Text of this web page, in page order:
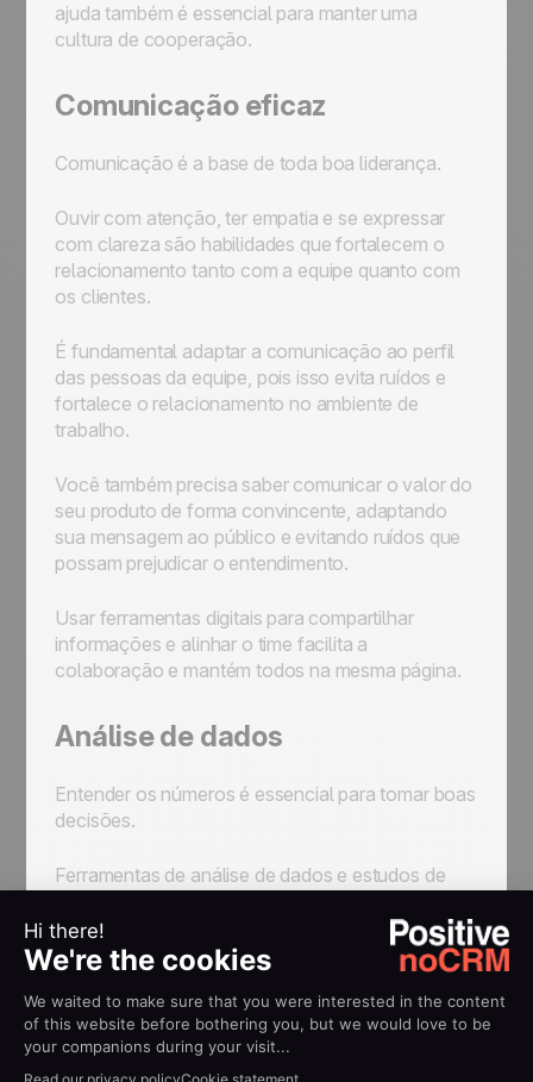
ajuda também é essencial para manter uma
cultura de cooperação.
Comunicação eficaz
Comunicação é a base de toda boa liderança.
Ouvir com atenção, ter empatia e se expressar
com clareza são habilidades que fortalecem o
relacionamento tanto com a equipe quanto com
os clientes.
É fundamental adaptar a comunicação ao perfil
das pessoas da equipe, pois isso evita ruídos e
fortalece o relacionamento no ambiente de
trabalho.
Você também precisa saber comunicar o valor do
seu produto de forma convincente, adaptando
sua mensagem ao público e evitando ruídos que
possam prejudicar o entendimento.
Usar ferramentas digitais para compartilhar
informações e alinhar o time facilita a
colaboração e mantém todos na mesma página.
Análise de dados
Entender os números é essencial para tomar boas
decisões.
Ferramentas de análise de dados e estudos de
gargalos e otimizar o desempenho da equipe.
ajustar estratégias, redistribuir esforços e alcançar
melhores resultados.